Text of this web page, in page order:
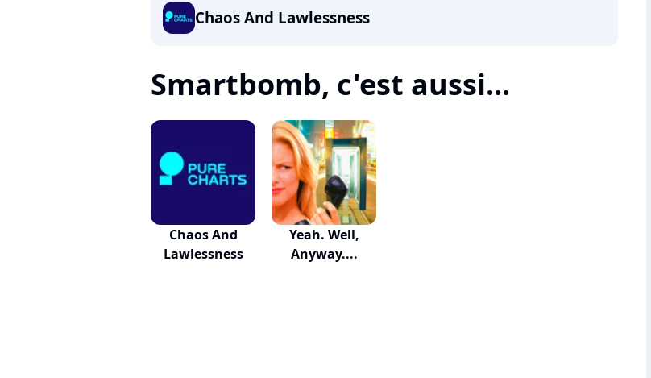
Chaos And Lawlessness
Smartbomb, c'est aussi...
Chaos And
Lawlessness
Yeah. Well,
Anyway....